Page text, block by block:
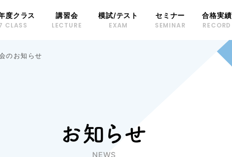
度クラス
CLASS
講習会
LECTURE
模試/テスト
EXAM
セミナー
SEMINAR
合格実績
RECORD
のお知らせ
お知らせ
NEWS